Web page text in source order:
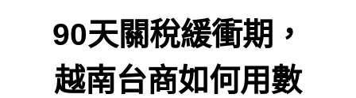
90天關稅緩衝期，
越南台商如何用數